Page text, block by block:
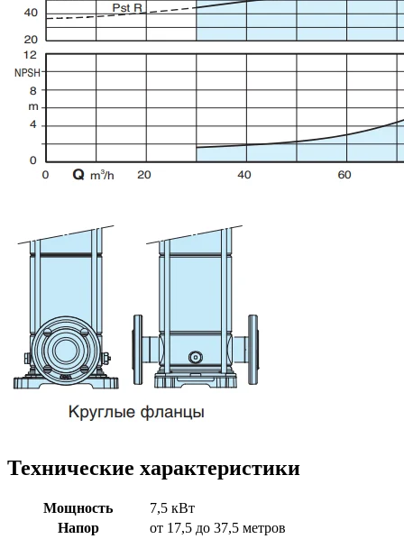
Технические характеристики
Мощность
7,5 кВт
Напор
от 17,5 до 37,5 метров